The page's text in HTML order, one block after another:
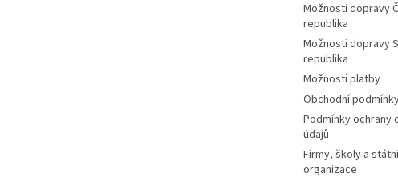
Možnosti dopravy
republika
Možnosti dopravy
republika
Možnosti platby
Obchodní
Podmínky ochrany
údajů
Firmy, školy a státní
organizace